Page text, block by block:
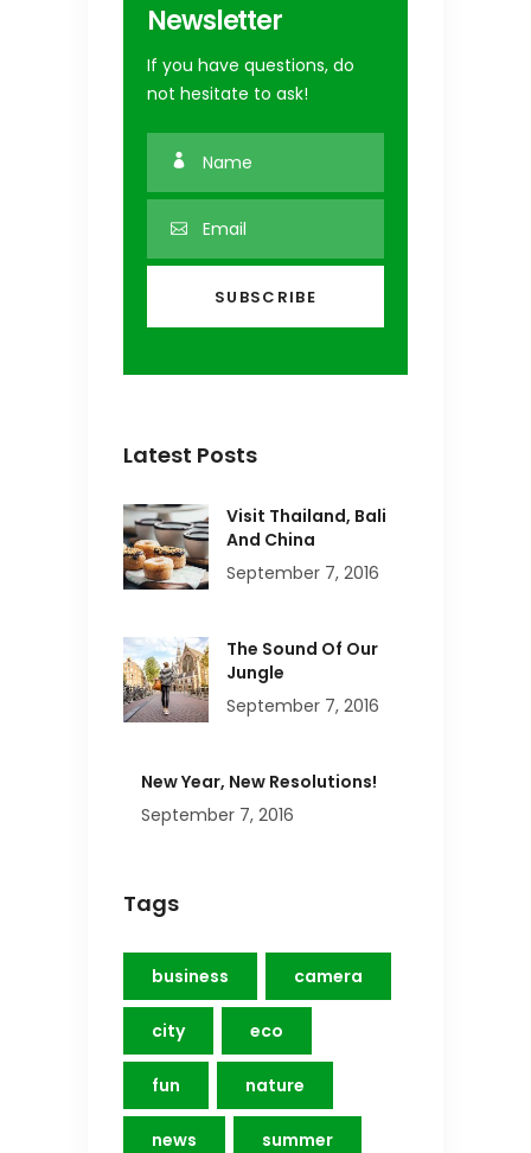
Newsletter
If you have questions, do
not hesitate to ask!
Latest Posts
Visit Thailand, Bali
And China
September 7, 2016
The Sound Of Our
Jungle
September 7, 2016
New Year, New Resolutions!
September 7, 2016
Tags
business camera
city eco
fun nature
news summer